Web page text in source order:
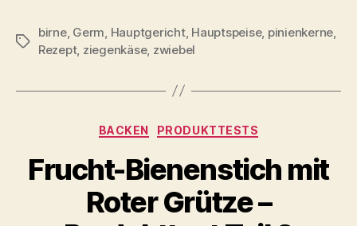
Schlagwörter
birne, Germ, Hauptgericht, Hauptspeise, pinienkerne,
Rezept, ziegenkäse, zwiebel
Kategorien
BACKEN PRODUKTTESTS
Frucht-Bienenstich mit
Roter Grütze –